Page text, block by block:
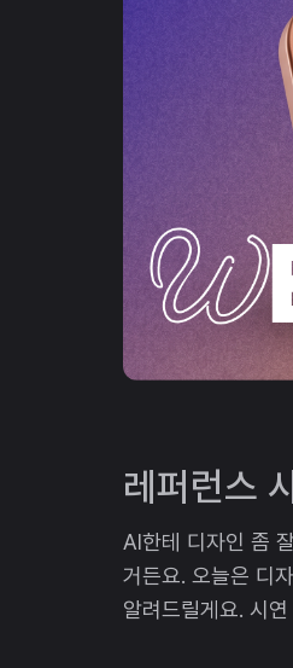
레퍼런스
AI한테 디자인 좀
거든요. 오늘은 디
알려드릴게요. 시